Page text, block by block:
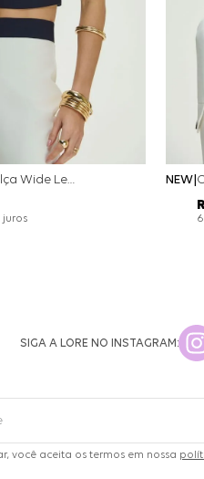
Conjunto Top E Calça Wide Leg Bicolor Alfaitaria - Off White
juros
NEW
6
SIGA A LORE NO INSTAGRAM:
você aceita os termos em nossa